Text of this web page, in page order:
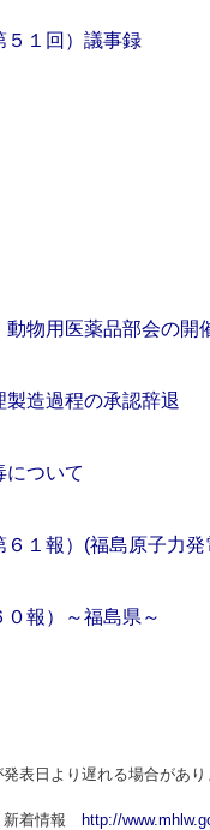
５１回）議事録
物用医薬品部会の開
造過程の承認辞退
について
１報）(福島原子力
報）～福島県～
表日より遅れる場合があ
新着情報
http://